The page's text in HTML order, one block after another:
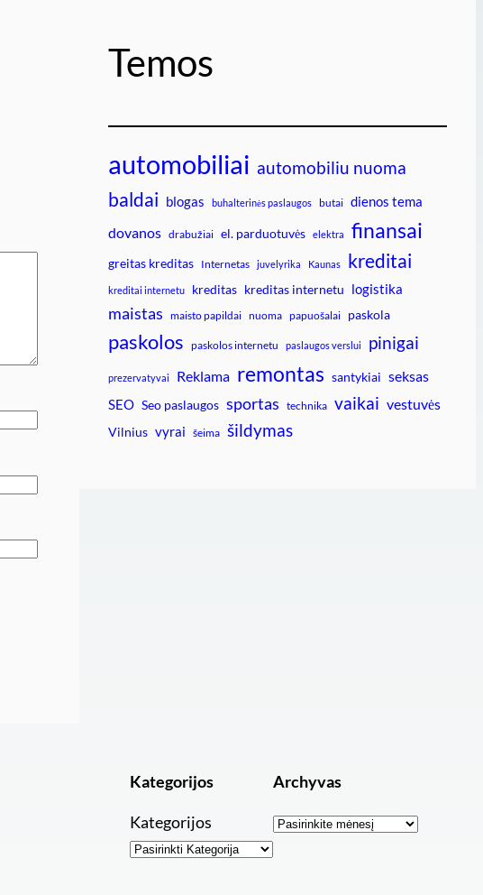
Temos
automobiliai automobiliu nuoma
baldai blogas buhalterinės paslaugos butai dienos tema
dovanos drabužiai el. parduotuvės elektra finansai
greitas kreditas Internetas juvelyrika Kaunas kreditai
kreditai internetu kreditas kreditas internetu logistika
maistas maisto papildai nuoma papuošalai paskola
paskolos paskolos internetu paslaugos verslui pinigai
prezervatyvai Reklama remontas santykiai seksas
SEO Seo paslaugos sportas technika vaikai vestuvės
Vilnius vyrai šeima šildymas
Kategorijos
Kategorijos
Archyvas
Archyvai